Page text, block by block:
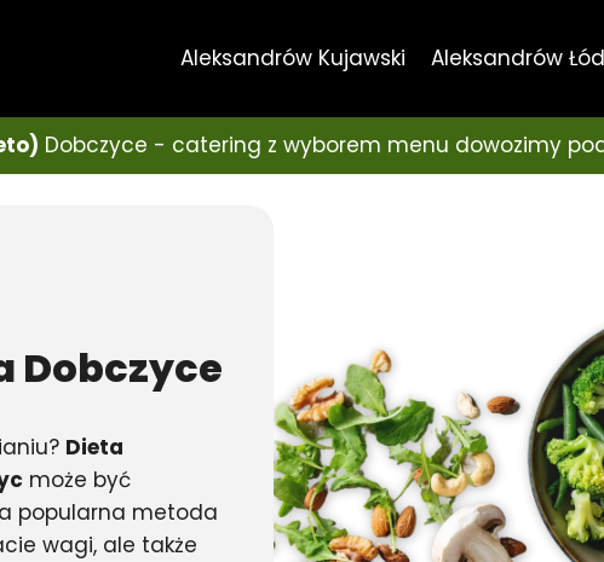
Aleksandrów Kujawski Aleksandrów
Dobczyce - catering z wyborem menu dowozimy
Dobczyce
Dieta
może być
popularna metoda
wagi, ale także